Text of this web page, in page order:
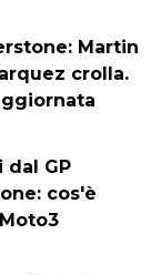
Martin
crolla.
dal GP
cos'è